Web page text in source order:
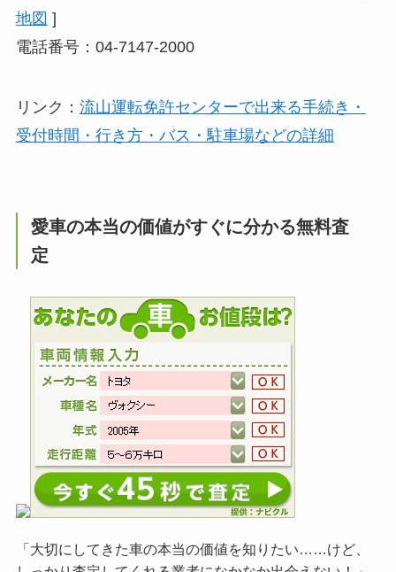
地図 ]
電話番号：04-7147-2000
リンク： 流山運転免許センターで出来る手続き・
受付時間・行き方・バス・駐車場などの詳細
愛車の本当の価値がすぐに分かる無料査
定
「大切にしてきた車の本当の価値を知りたい……けど、